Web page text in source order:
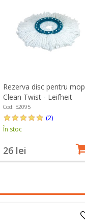
Rezerva disc pentru mop
Clean Twist - Leifheit
Cod: 52095
(2)
În stoc
26 lei